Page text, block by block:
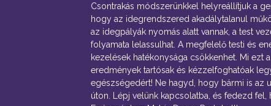
Csontrakás módszerünkkel helyreállítjuk a
hogy az idegrendszered akadálytalanul
az idegpályák nyomás alatt vannak, a test
folyamata lelassulhat. A megfelelő testi és
kezelések hatékonysága csökkenhet. Mi ezt
eredmények tartósak és kézzelfoghatóak
egészségedért! Ne hagyd, hogy bármi is az
úton. Lépj velünk kapcsolatba, és fedezd